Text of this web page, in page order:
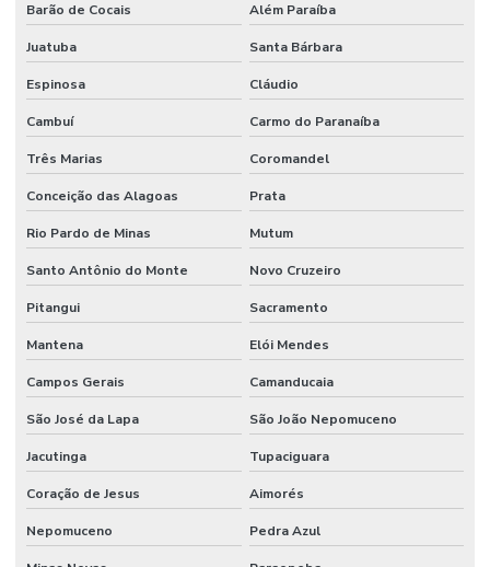
Barão de Cocais Além Paraíba
Juatuba Santa Bárbara
Espinosa Cláudio
Cambuí Carmo do Paranaíba
Três Marias Coromandel
Conceição das Alagoas Prata
Rio Pardo de Minas Mutum
Santo Antônio do Monte Novo Cruzeiro
Pitangui Sacramento
Mantena Elói Mendes
Campos Gerais Camanducaia
São José da Lapa São João Nepomuceno
Jacutinga Tupaciguara
Coração de Jesus Aimorés
Nepomuceno Pedra Azul